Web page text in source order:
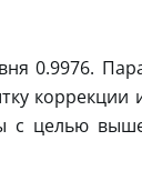
0.9976.
коррекции
с целью